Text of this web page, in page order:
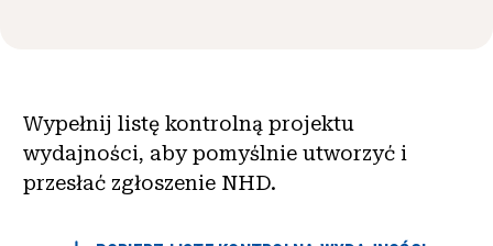
Zaangażować się
Wypełnij listę kontrolną projektu
wydajności, aby pomyślnie utworzyć i
przesłać zgłoszenie NHD.